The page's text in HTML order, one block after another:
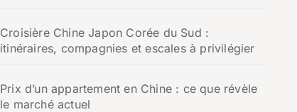
Croisière Chine Japon Corée du Sud :
itinéraires, compagnies et escales à privilégier
Prix d’un appartement en Chine : ce que révèle
le marché actuel